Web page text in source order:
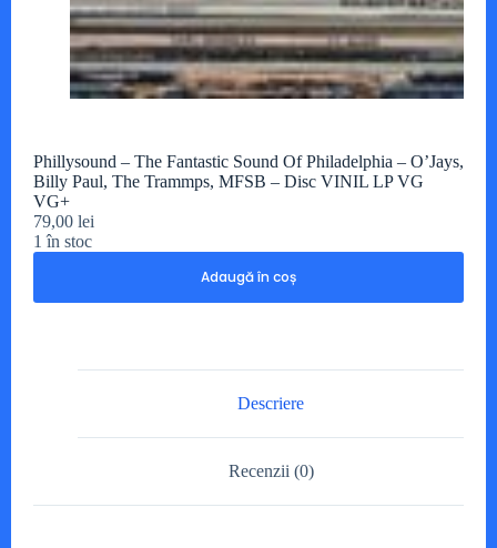
Phillysound – The Fantastic Sound Of Philadelphia – O’Jays,
Billy Paul, The Trammps, MFSB – Disc VINIL LP VG
VG+
79,00 lei
1 în stoc
Adaugă în coș
Descriere
Recenzii (0)